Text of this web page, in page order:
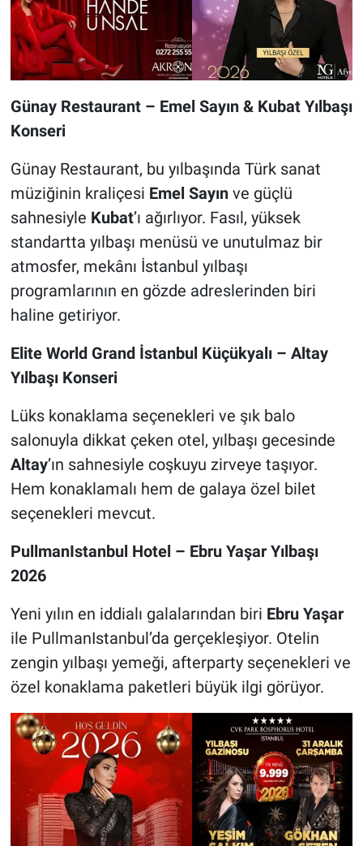
Günay Restaurant – Emel Sayın & Kubat Yılbaşı
Konseri
Günay Restaurant, bu yılbaşında Türk sanat
müziğinin kraliçesi Emel Sayınve güçlü
sahnesiyle Kubat’ı ağırlıyor. Fasıl, yüksek
standartta yılbaşı menüsü ve unutulmaz bir
atmosfer, mekânı İstanbul yılbaşı
programlarının en gözde adreslerinden biri
haline getiriyor.
Elite World Grand İstanbul Küçükyalı – Altay
Yılbaşı Konseri
Lüks konaklama seçenekleri ve şık balo
salonuyla dikkat çeken otel, yılbaşı gecesinde
Altay’ın sahnesiyle coşkuyu zirveye taşıyor.
Hem konaklamalı hem de galaya özel bilet
seçenekleri mevcut.
PullmanIstanbul Hotel – Ebru Yaşar Yılbaşı
2026
Yeni yılın en iddialı galalarından biri Ebru Yaşar
ile PullmanIstanbul’da gerçekleşiyor. Otelin
zengin yılbaşı yemeği, afterparty seçenekleri ve
özel konaklama paketleri büyük ilgi görüyor.